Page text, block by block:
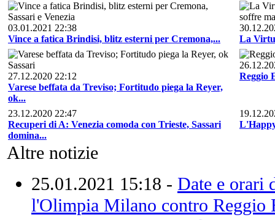
03.01.2021 22:38
Vince a fatica Brindisi, blitz esterni per Cremona,...
La
27.12.2020 22:12
Varese beffata da Treviso; Fortitudo piega la Reyer,
ok...
Reggio
23.12.2020 22:47
Recuperi di A: Venezia comoda con Trieste, Sassari
domina...
Altre notizie
25.01.2021 15:18 - Date e orari
l'Olimpia Milano contro Reggio